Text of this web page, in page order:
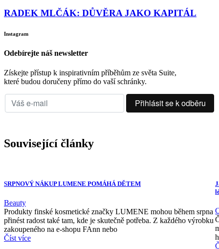
RADEK MLČÁK: DŮVĚRA JAKO KAPITÁL
Instagram
Odebírejte náš newsletter
Získejte přístup k inspirativním příběhům ze světa Suite,
které budou doručeny přímo do vaší schránky.
Související články
SRPNOVÝ NÁKUP LUMENE POMÁHÁ DĚTEM
Beauty
Produkty finské kosmetické značky LUMENE mohou během srpna
přinést radost také tam, kde je skutečně potřeba. Z každého výrobku
zakoupeného na e-shopu FAnn nebo
Číst více